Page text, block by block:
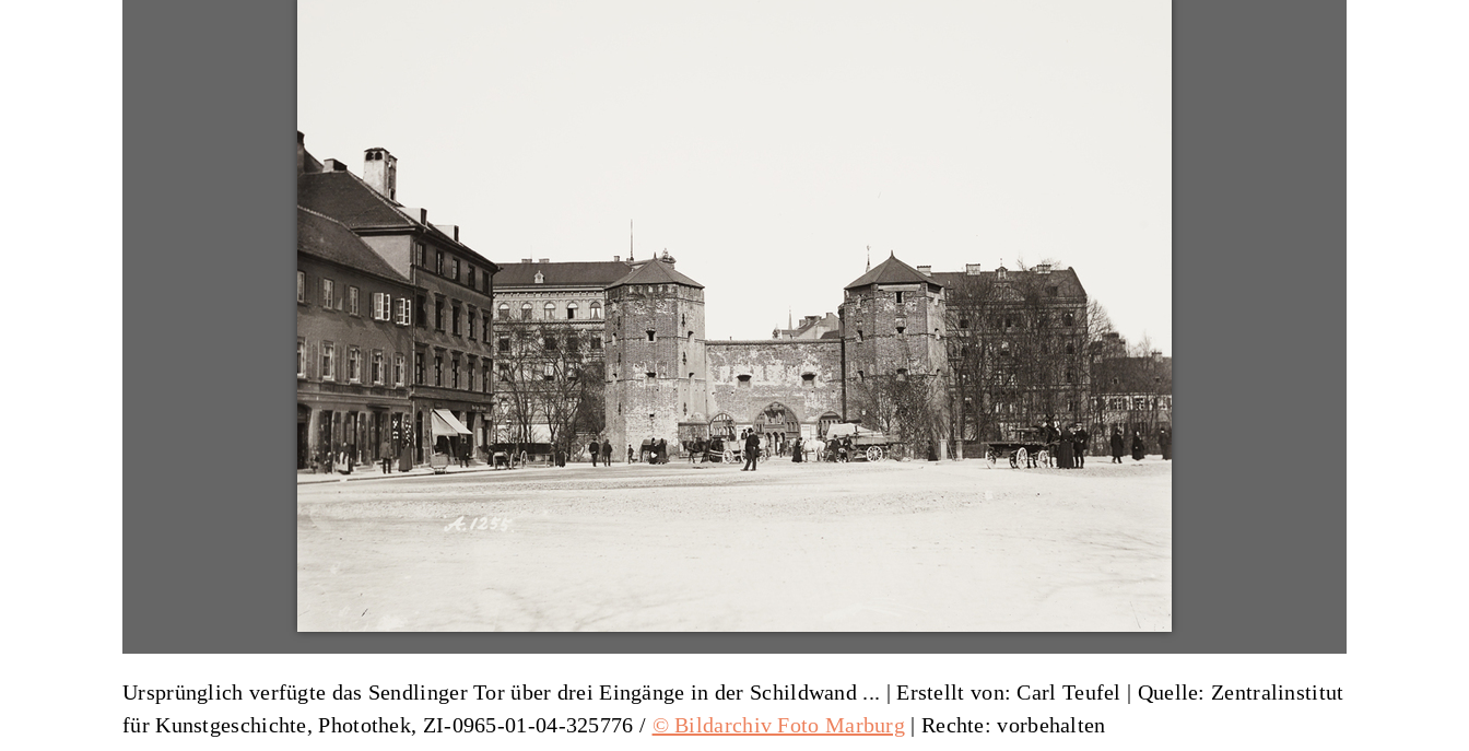
Ursprünglich verfügte das Sendlinger Tor über drei Eingänge in der Schildwand ... |Erstellt von: Carl Teufel | Quelle: Zentralinstitut
für Kunstgeschichte, Photothek, ZI-0965-01-04-325776 / © Bildarchiv Foto Marburg | Rechte: vorbehalten